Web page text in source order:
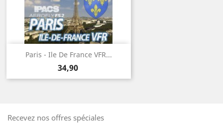
Paris - Ile De France VFR...
Prix
34,90
Recevez nos offres spéciales